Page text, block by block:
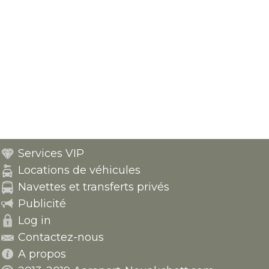
Services VIP
Locations de véhicules
Navettes et transferts privés
Publicité
Log in
Contactez-nous
A propos